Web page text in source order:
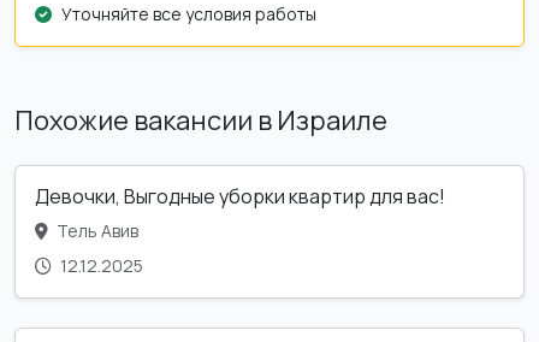
Уточняйте все условия работы
Похожие вакансии в Израиле
Девочки, Выгодные уборки квартир для вас!
Тель Авив
12.12.2025